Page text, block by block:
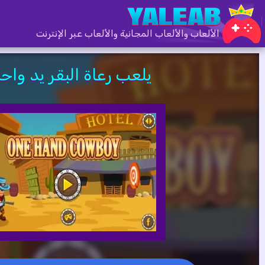
الألعاب والألعاب المجانية والألعاب عبر الإنترنت
يلعب رعاة البقر يد